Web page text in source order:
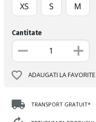
XS S M
Cantitate
ADAUGATI LA FAVORITE
TRANSPORT GRATUIT*